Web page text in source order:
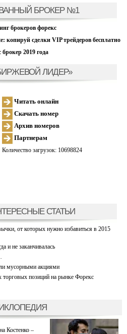
БРОКЕР №1
брокеров форекс
копируй сделки VIP трейдеров бесплатно
2019 года
ЛИДЕР»
Читать онлайн
Скачать номер
Архив номеров
Партнерам
Количество загрузок: 10698824
СТАТЬИ
от которых нужно избавиться в 2015
и не заканчивалась
мусорными акциями
позиций на рынке Форекс
Костенко –